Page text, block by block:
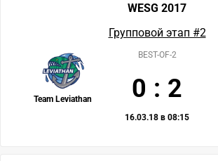
WESG 2017
Групповой этап #2
Team Leviathan
BEST-OF-2
0 : 2
16.03.18 в 08:15